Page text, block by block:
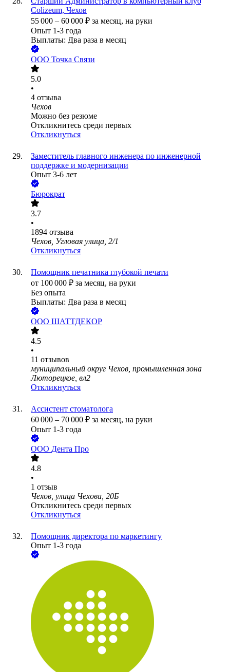
Colizeum, Чехов
55 000 – 60 000 ₽ за месяц, на руки
Опыт 1-3 года
Выплаты: Два раза в месяц
ООО Точка Связи
5.0
•
4 отзыва
Чехов
Можно без резюме
Откликнитесь среди первых
Откликнуться
Заместитель главного инженера по инженерной
поддержке и модернизации
Опыт 3-6 лет
Бюрократ
3.7
•
1894 отзыва
Чехов, Угловая улица, 2/1
Откликнуться
Помощник печатника глубокой печати
от 100 000 ₽ за месяц, на руки
Без опыта
Выплаты: Два раза в месяц
ООО ШАТТДЕКОР
4.5
•
11 отзывов
муниципальный округ Чехов, промышленная зона
Люторецкое, вл2
Откликнуться
Ассистент стоматолога
60 000 – 70 000 ₽ за месяц, на руки
Опыт 1-3 года
ООО Дента Про
4.8
•
1 отзыв
Чехов, улица Чехова, 20Б
Откликнитесь среди первых
Откликнуться
Помощник директора по маркетингу
Опыт 1-3 года